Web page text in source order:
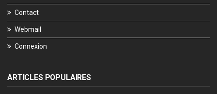
Contact
Webmail
Connexion
ARTICLES POPULAIRES